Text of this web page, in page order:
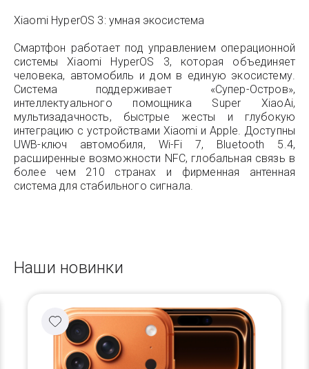
Xiaomi HyperOS 3: умная экосистема
Смартфон работает под управлением операционной
системы Xiaomi HyperOS 3, которая объединяет
человека, автомобиль и дом в единую экосистему.
Система поддерживает «Супер-Остров»,
интеллектуального помощника Super XiaoAi,
мультизадачность, быстрые жесты и глубокую
интеграцию с устройствами Xiaomi и Apple. Доступны
UWB-ключ автомобиля, Wi-Fi 7, Bluetooth 5.4,
расширенные возможности NFC, глобальная связь в
более чем 210 странах и фирменная антенная
система для стабильного сигнала.
Наши новинки